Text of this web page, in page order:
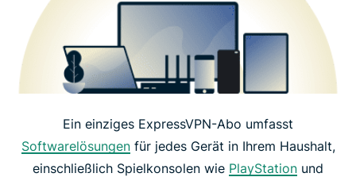
Ein einziges ExpressVPN-Abo umfasst
Softwarelösungenfür jedes Gerät in Ihrem Haushalt,
einschließlich Spielkonsolen wie PlayStation und